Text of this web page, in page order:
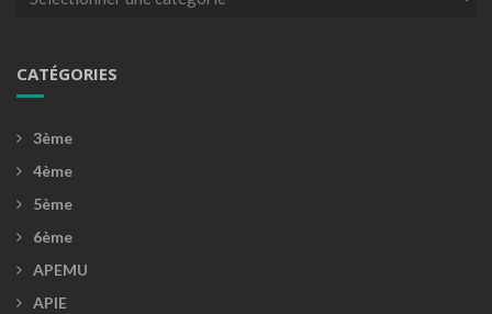
CATÉGORIES
3ème
4ème
5ème
6ème
APEMU
APIE